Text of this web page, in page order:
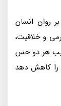
روان انسان
و خلاقیت،
هر دو حس
را کاهش دهد